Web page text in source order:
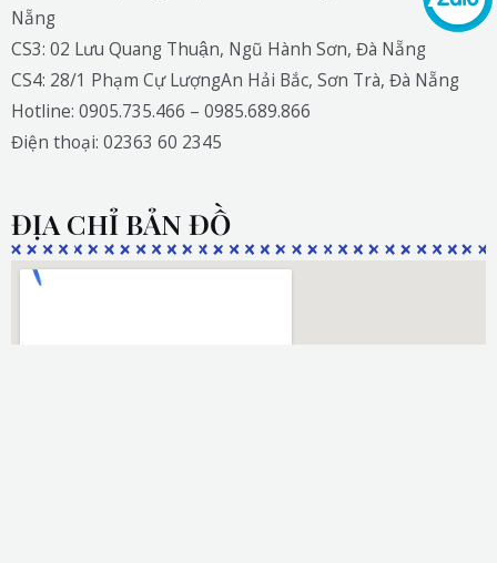
Nẵng
CS3: 02 Lưu Quang Thuận, Ngũ Hành Sơn, Đà Nẵng
CS4: 28/1 Phạm Cự LượngAn Hải Bắc, Sơn Trà, Đà Nẵng
Hotline: 0905.735.466 – 0985.689.866
Điện thoại: 02363 60 2345
ĐỊA CHỈ BẢN ĐỒ